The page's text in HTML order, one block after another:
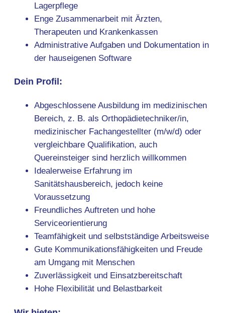
Lagerpflege
Enge Zusammenarbeit mit Ärzten,
Therapeuten und Krankenkassen
Administrative Aufgaben und Dokumentation in
der hauseigenen Software
Dein Profil:
Abgeschlossene Ausbildung im medizinischen
Bereich, z. B. als Orthopädietechniker/in,
medizinischer Fachangestellter (m/w/d) oder
vergleichbare Qualifikation, auch
Quereinsteiger sind herzlich willkommen
Idealerweise Erfahrung im
Sanitätshausbereich, jedoch keine
Voraussetzung
Freundliches Auftreten und hohe
Serviceorientierung
Teamfähigkeit und selbstständige Arbeitsweise
Gute Kommunikationsfähigkeiten und Freude
am Umgang mit Menschen
Zuverlässigkeit und Einsatzbereitschaft
Hohe Flexibilität und Belastbarkeit